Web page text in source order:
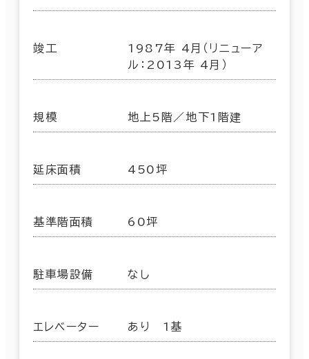
竣工
1987年 4月（リニューア
ル：2013年 4月）
規模 地上5階／地下1階建
延床面積 450坪
基準階面積 60坪
駐車場設備 なし
エレベーター あり 1基